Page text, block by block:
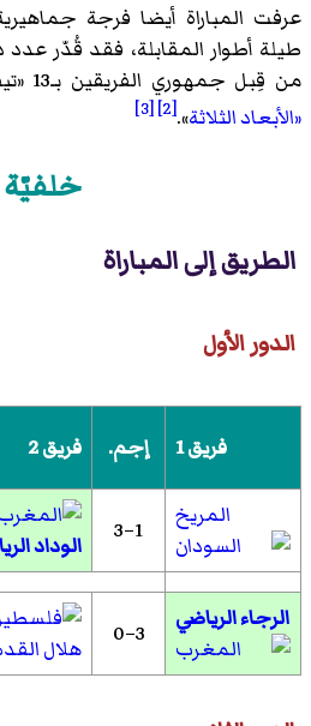
عرفت المباراة أيضا فرجة
طيلة أطوار المقابلة، فقد قُدّر
من قِبل جمهوري الفريقين بـ13 «تيفو»، 5 منها حملت طابع
«الأبعاد الثلاثة».
[2]
[3]
خلفيّة
الطريق إلى المباراة
الدور الأول
فريق 1 إجم. فريق 2
المريخ
1–3 الوداد
الرجاء الرياضي 3–0 هلال